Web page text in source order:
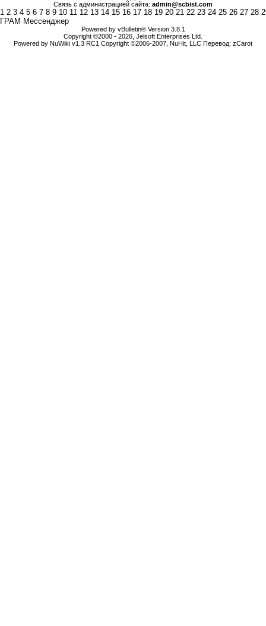
Связь с администрацией сайта: admin@scbist.com
1 2 3 4 5 6 7 8 9 10 11 12 13 14 15 16 17 18 19 20 21 22 23 24 25 26 27 28
ГРАМ Мессенджер
Powered by vBulletin® Version 3.8.1
Copyright ©2000 - 2026, Jelsoft Enterprises Ltd.
Powered by NuWiki v1.3 RC1 Copyright ©2006-2007, NuHit, LLC Перевод: zCarot